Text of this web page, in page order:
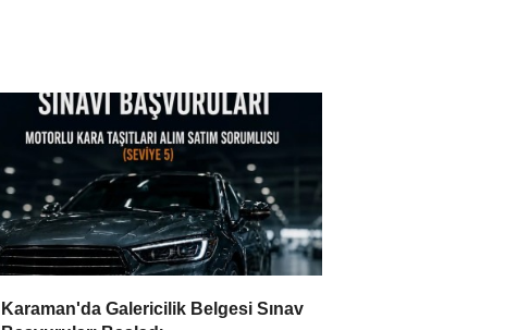
Karaman'da Galericilik Belgesi Sınav